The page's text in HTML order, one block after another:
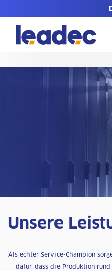
Zur
Homepage
Unsere
Als echter Service-Champion
dafür, dass die Produktion